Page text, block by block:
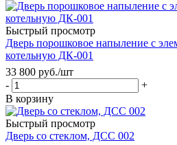
Быстрый просмотр
Дверь порошковое напыление с
котельную ДК-001
33 800 руб./шт
-
+
В корзину
Быстрый просмотр
Дверь со стеклом, ДСС 002